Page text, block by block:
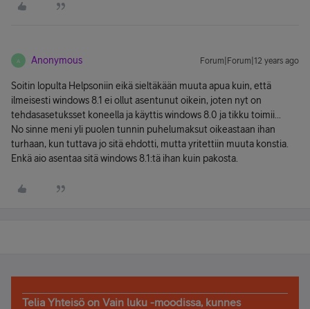
A Anonymous Forum|Forum|12 years ago
Soitin lopulta Helpsoniin eikä sieltäkään muuta apua kuin, että
ilmeisesti windows 8.1 ei ollut asentunut oikein, joten nyt on
tehdasasetuksset koneella ja käyttis windows 8.0 ja tikku toimii...
No sinne meni yli puolen tunnin puhelumaksut oikeastaan ihan
turhaan, kun tuttava jo sitä ehdotti, mutta yritettiin muuta konstia.
Enkä aio asentaa sitä windows 8.1:tä ihan kuin pakosta.
Telia Yhteisö on Vain luku -moodissa, kunnes